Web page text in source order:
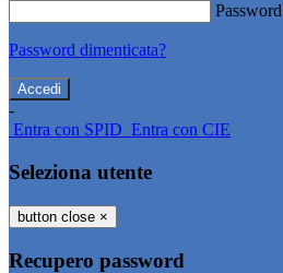
Password
Password dimenticata?
-
Entra con SPID Entra con CIE
Seleziona utente
button close ×
Recupero password